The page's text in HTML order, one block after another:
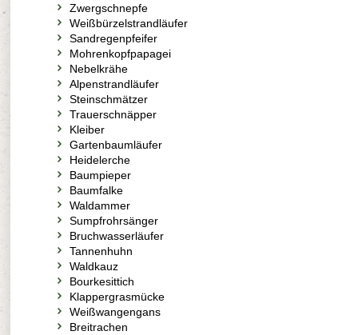
Zwergschnepfe
Weißbürzelstrandläufer
Sandregenpfeifer
Mohrenkopfpapagei
Nebelkrähe
Alpenstrandläufer
Steinschmätzer
Trauerschnäpper
Kleiber
Gartenbaumläufer
Heidelerche
Baumpieper
Baumfalke
Waldammer
Sumpfrohrsänger
Bruchwasserläufer
Tannenhuhn
Waldkauz
Bourkesittich
Klappergrasmücke
Weißwangengans
Breitrachen